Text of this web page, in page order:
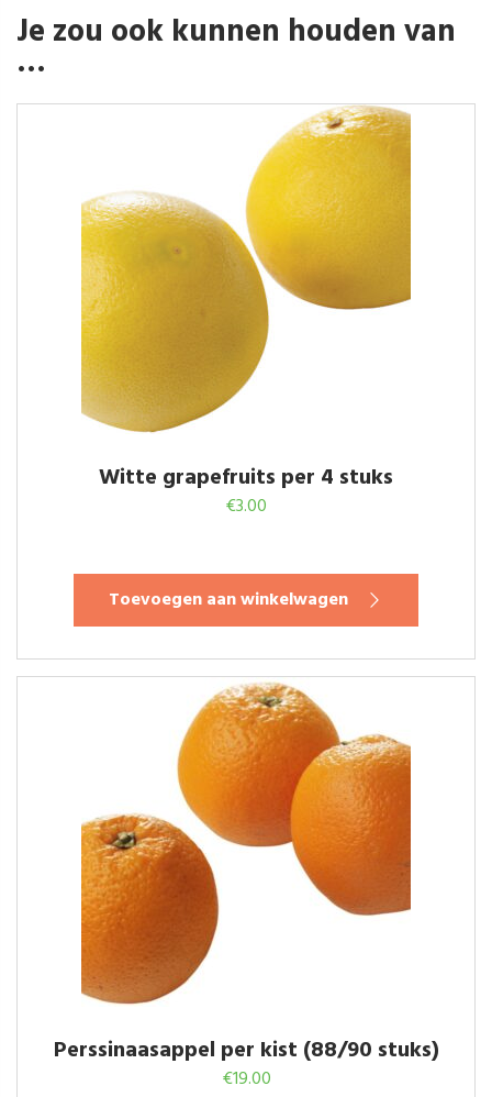
Je zou ook kunnen houden van
…
Witte grapefruits per 4 stuks
€3.00
Toevoegen aan winkelwagen
Perssinaasappel per kist (88/90 stuks)
€19.00